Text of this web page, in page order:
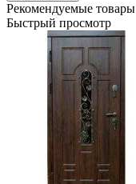
Рекомендуемые товары
Быстрый просмотр